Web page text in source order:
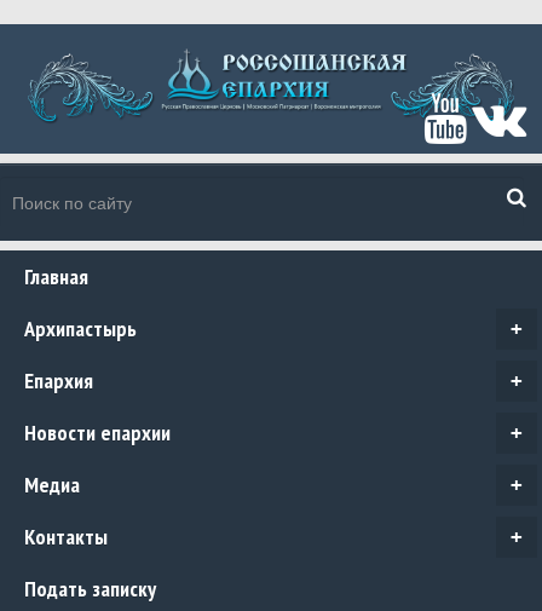
Главная
+
Архипастырь
+
Епархия
+
Новости епархии
+
Медиа
+
Контакты
Подать записку